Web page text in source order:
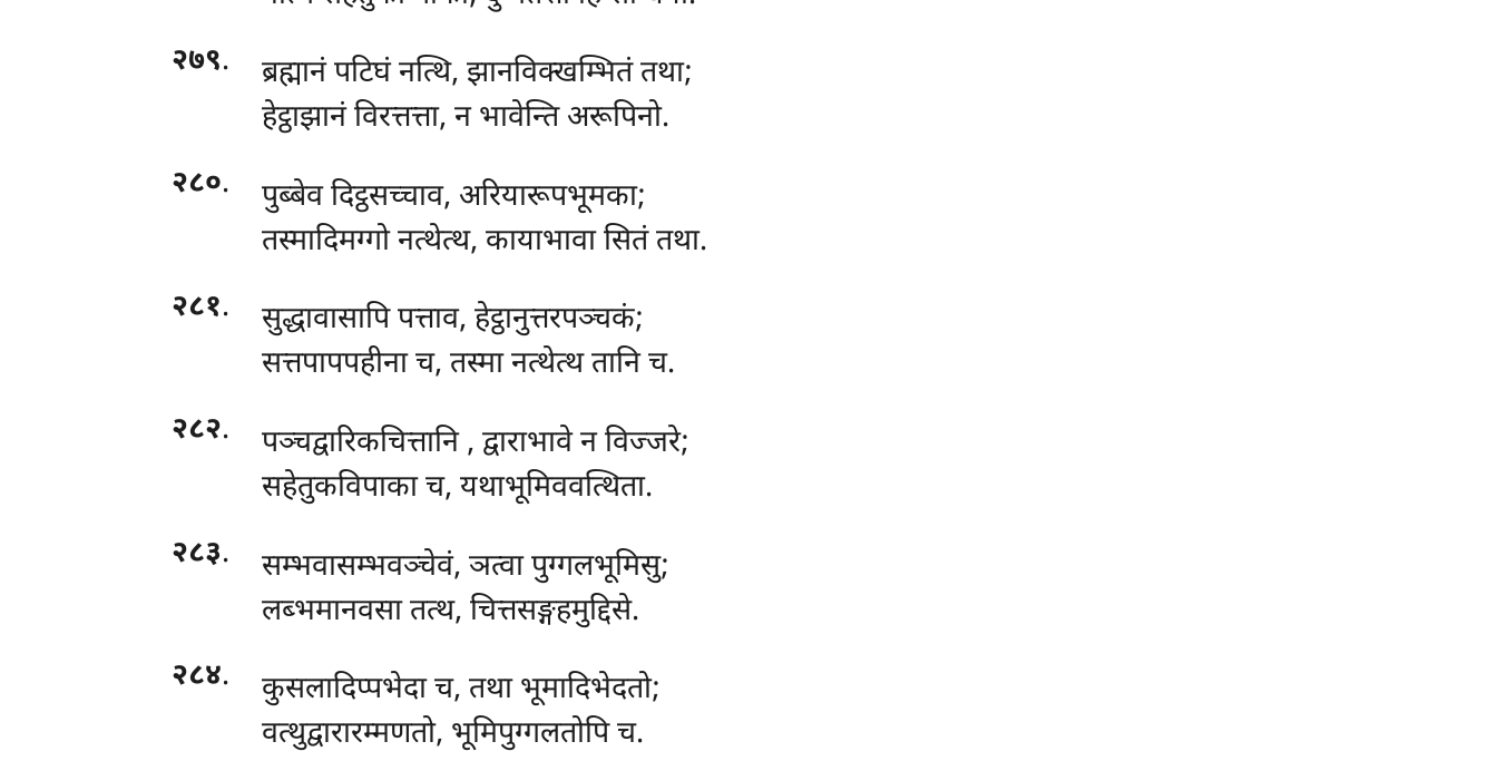
२७९.
ब्रह्मानं पटिघं नत्थि, झानविक्खम्भितं तथा;
हेट्ठाझानं विरत्तत्ता, न भावेन्ति अरूपिनो.
२८०.
पुब्बेव दिट्ठसच्चाव, अरियारूपभूमका;
तस्मादिमग्गो नत्थेत्थ, कायाभावा सितं तथा.
२८१.
सुद्धावासापि पत्ताव, हेट्ठानुत्तरपञ्चकं;
सत्तपापपहीना च, तस्मा नत्थेत्थ तानि च.
२८२. पञ्चद्वारिकचित्तानि , द्वाराभावे न विज्जरे;
सहेतुकविपाका च, यथाभूमिववत्थिता.
२८३.
सम्भवासम्भवञ्चेवं, ञत्वा पुग्गलभूमिसु;
लब्भमानवसा तत्थ, चित्तसङ्गहमुद्दिसे.
२८४.
कुसलादिप्पभेदा च, तथा भूमादिभेदतो;
वत्थुद्वारारम्मणतो, भूमिपुग्गलतोपि च.